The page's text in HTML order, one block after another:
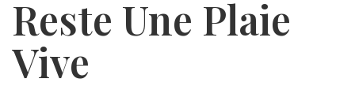
Reste Une Plaie
Vive